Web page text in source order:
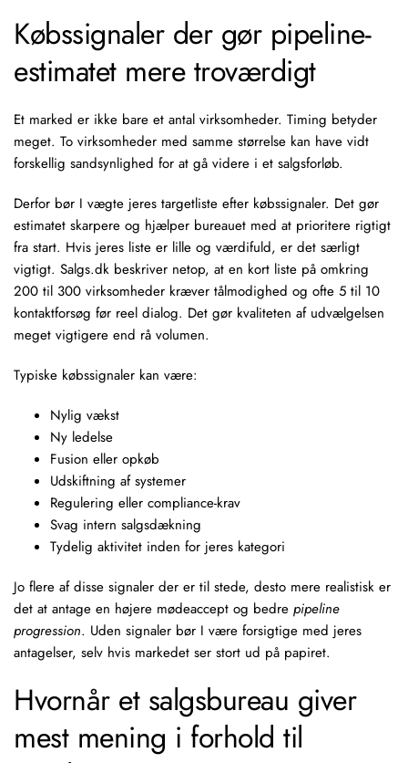
Købssignaler der gør pipeline-
estimatet mere troværdigt
Et marked er ikke bare et antal virksomheder. Timing betyder
meget. To virksomheder med samme størrelse kan have vidt
forskellig sandsynlighed for at gå videre i et salgsforløb.
Derfor bør I vægte jeres targetliste efter købssignaler. Det gør
estimatet skarpere og hjælper bureauet med at prioritere rigtigt
fra start. Hvis jeres liste er lille og værdifuld, er det særligt
vigtigt. Salgs.dk beskriver netop, at en kort liste på omkring
200 til 300 virksomheder kræver tålmodighed og ofte 5 til 10
kontaktforsøg før reel dialog. Det gør kvaliteten af udvælgelsen
meget vigtigere end rå volumen.
Typiske købssignaler kan være:
Nylig vækst
Ny ledelse
Fusion eller opkøb
Udskiftning af systemer
Regulering eller compliance-krav
Svag intern salgsdækning
Tydelig aktivitet inden for jeres kategori
Jo flere af disse signaler der er til stede, desto mere realistisk er
det at antage en højere mødeaccept og bedre pipeline
progression. Uden signaler bør I være forsigtige med jeres
antagelser, selv hvis markedet ser stort ud på papiret.
Hvornår et salgsbureau giver
mest mening i forhold til